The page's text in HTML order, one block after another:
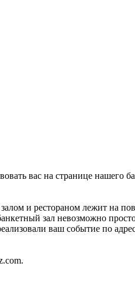
вас на странице нашего
и рестораном лежит на
зал невозможно
ваш событие по